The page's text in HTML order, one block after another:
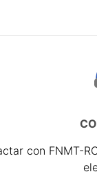
con FNMT-